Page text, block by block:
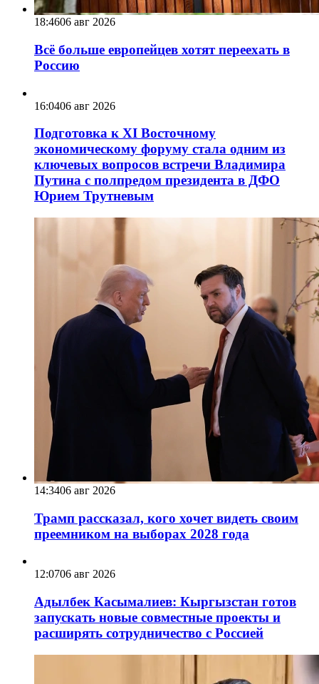
18:4606 авг 2026
Всё больше европейцев хотят переехать в
Россию
16:0406 авг 2026
Подготовка к XI Восточному
экономическому форуму стала одним из
ключевых вопросов встречи Владимира
Путина с полпредом президента в ДФО
Юрием Трутневым
14:3406 авг 2026
Трамп рассказал, кого хочет видеть своим
преемником на выборах 2028 года
12:0706 авг 2026
Адылбек Касымалиев: Кыргызстан готов
запускать новые совместные проекты и
расширять сотрудничество с Россией